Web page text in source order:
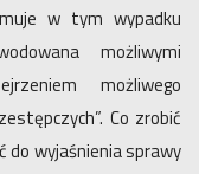
w tym wypadku
możliwymi
możliwego
Co zrobić
do wyjaśnienia sprawy